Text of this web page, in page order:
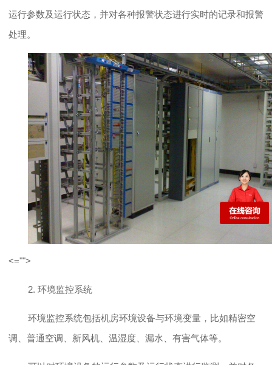
运行参数及运行状态，并对各种报警状态进行实时的记录和报警
处理。
<="">
2. 环境监控系统
环境监控系统包括机房环境设备与环境变量，比如精密空
调、普通空调、新风机、温湿度、漏水、有害气体等。